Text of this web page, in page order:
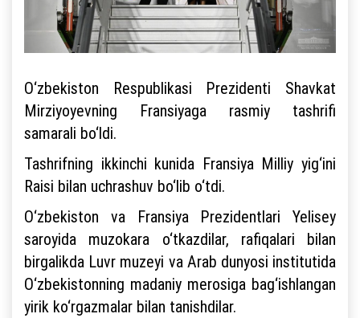
O‘zbekiston Respublikasi Prezidenti Shavkat
Mirziyoyevning Fransiyaga rasmiy tashrifi
samarali bo‘ldi.
Tashrifning ikkinchi kunida Fransiya Milliy yig‘ini
Raisi bilan uchrashuv bo‘lib o‘tdi.
O‘zbekiston va Fransiya Prezidentlari Yelisey
saroyida muzokara o‘tkazdilar, rafiqalari bilan
birgalikda Luvr muzeyi va Arab dunyosi institutida
O‘zbekistonning madaniy merosiga bag‘ishlangan
yirik ko‘rgazmalar bilan tanishdilar.